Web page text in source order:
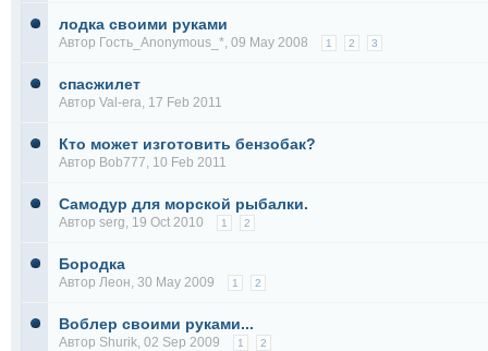
лодка своими руками
Автор Гость_Anonymous_*, 09 May 2008 1 2 3
спасжилет
Автор Val-era, 17 Feb 2011
Кто может изготовить бензобак?
Автор Bob777, 10 Feb 2011
Самодур для морской рыбалки.
Автор serg, 19 Oct 2010 1 2
Бородка
Автор Леон, 30 May 2009 1 2
Воблер своими руками...
Автор Shurik, 02 Sep 2009 1 2